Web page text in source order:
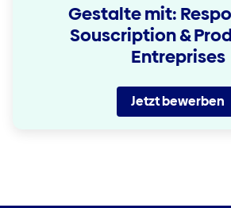
Gestalte mit:
Souscription &
Entreprises
Jetzt bewerben